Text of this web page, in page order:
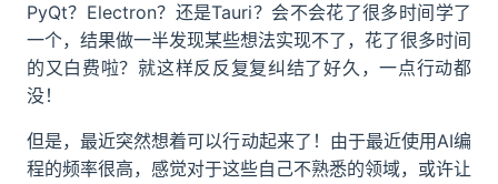
PyQt？Electron？还是Tauri？会不会花了很多时间学了
一个，结果做一半发现某些想法实现不了，花了很多时间
的又白费啦？就这样反反复复纠结了好久，一点行动都
没！
但是，最近突然想着可以行动起来了！由于最近使用AI编
程的频率很高，感觉对于这些自己不熟悉的领域，或许让